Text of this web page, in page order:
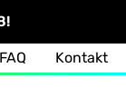
Kontakt